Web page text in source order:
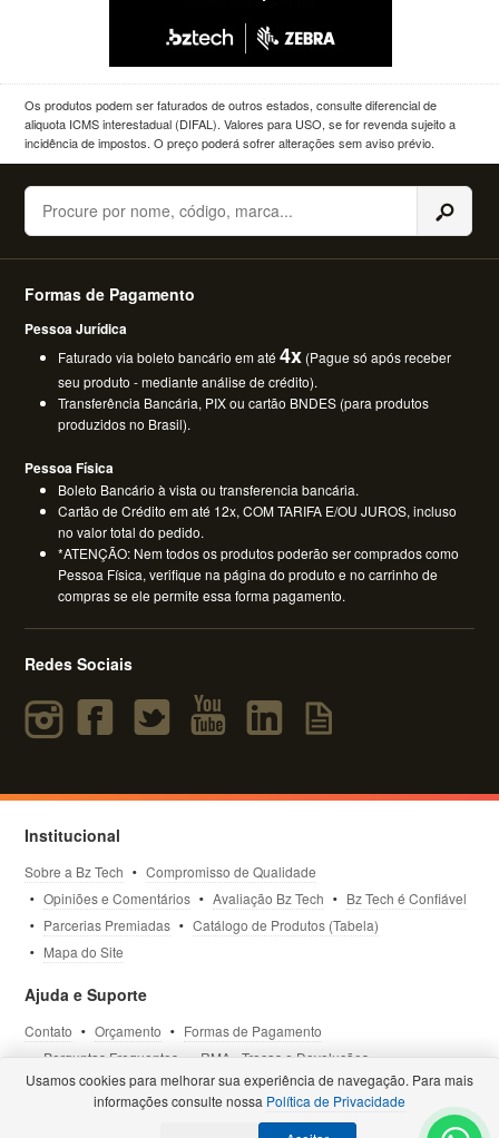
Os produtos podem ser faturados de outros estados, consulte diferencial de
aliquota ICMS interestadual (DIFAL). Valores para USO, se for revenda sujeito a
incidência de impostos. O preço poderá sofrer alterações sem aviso prévio.
Buscar
Formas de Pagamento
Pessoa Jurídica
Faturado via boleto bancário em até4x (Pague só após receber
seu produto - mediante análise de crédito).
Transferência Bancária, PIX ou cartão BNDES (para produtos
produzidos no Brasil).
Pessoa Física
Boleto Bancário à vista ou transferencia bancária.
Cartão de Crédito em até 12x, COM TARIFA E/OU JUROS, incluso
no valor total do pedido.
*ATENÇÃO: Nem todos os produtos poderão ser comprados como
Pessoa Física, verifique na página do produto e no carrinho de
compras se ele permite essa forma pagamento.
Redes Sociais
Institucional
Sobre a Bz Tech
Compromisso de Qualidade
Opiniões e Comentários
Avaliação Bz Tech
Bz Tech é Confiável
Parcerias Premiadas
Catálogo de Produtos (Tabela)
Mapa do Site
Ajuda e Suporte
Contato Orçamento
Formas de Pagamento
Perguntas Frequentes
RMA - Trocas e Devoluções
Política de Privacidade
Termos de Uso Site Seguro
Usamos cookies para melhorar sua experiência de navegação. Para mais
informações consulte nossa Política de Privacidade